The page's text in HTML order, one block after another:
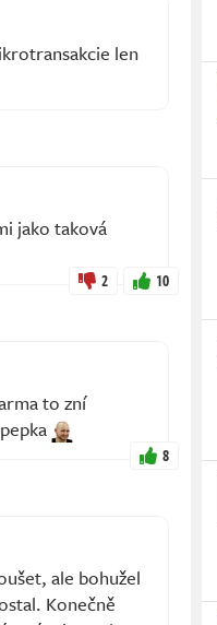
len
jako taková
2 10
to zní
8
ale bohužel
Konečně